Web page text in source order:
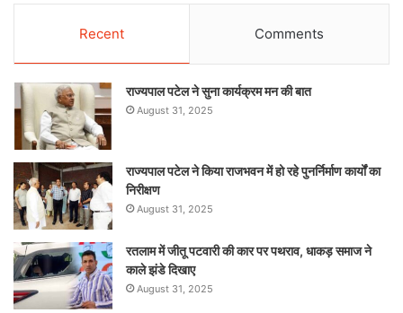
Recent Comments
राज्यपाल पटेल ने सुना कार्यक्रम मन की बात
August 31, 2025
राज्यपाल पटेल ने किया राजभवन में हो रहे पुनर्निर्माण कार्यों का
निरीक्षण
August 31, 2025
रतलाम में जीतू पटवारी की कार पर पथराव, धाकड़ समाज ने
काले झंडे दिखाए
August 31, 2025